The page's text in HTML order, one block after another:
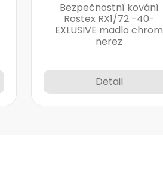
Bezpečnostní kování
Rostex RX1/72 -40-
EXLUSIVE madlo chrom
nerez
Detail